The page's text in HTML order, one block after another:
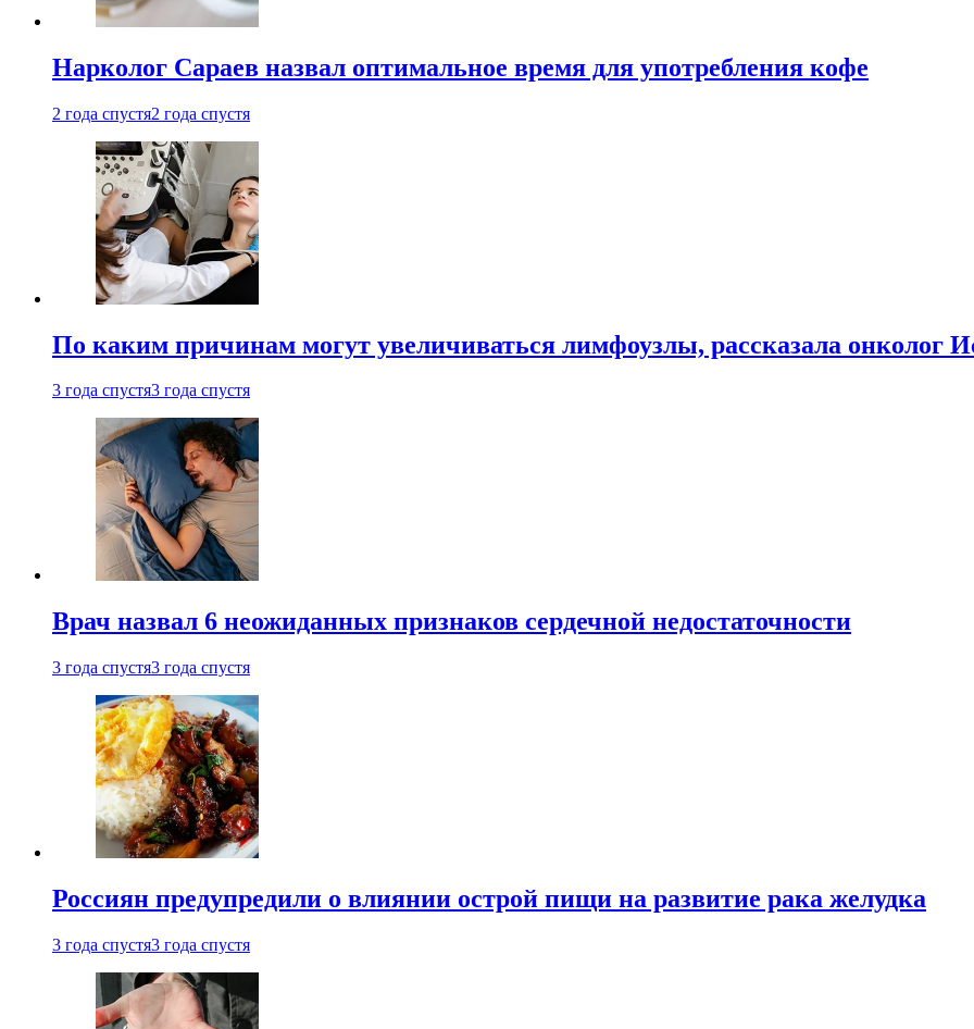
Нарколог Сараев назвал оптимальное время для употребления кофе
2 года спустя2 года спустя
По каким причинам могут увеличиваться лимфоузлы, рассказала онколог
3 года спустя3 года спустя
Врач назвал 6 неожиданных признаков сердечной недостаточности
3 года спустя3 года спустя
Россиян предупредили о влиянии острой пищи на развитие рака желудка
3 года спустя3 года спустя